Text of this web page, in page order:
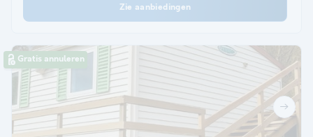
Zie aanbiedingen
Gratis annuleren